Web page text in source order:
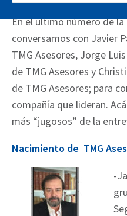
En el último número de
conversamos con Javier
TMG Asesores, Jorge
de TMG Asesores y
de TMG Asesores; para
compañía que lideran.
más “jugosos” de la
Nacimiento de TMG
-